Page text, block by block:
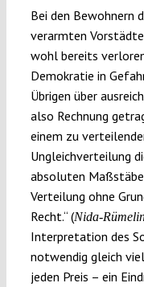
Bei den Bewohnern
verarmten
wohl bereits
Demokratie in
Übrigen über
also Rechnung
einem zu
Ungleichverteilung
absoluten
Verteilung ohne
Recht.“ (Nida-
Interpretation des
notwendig gleich
jeden Preis – ein